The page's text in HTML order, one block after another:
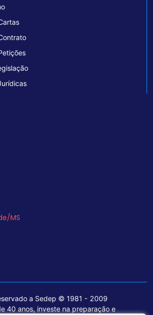
MS
a Sedep © 1981 - 2009
40 anos, investe na preparação e